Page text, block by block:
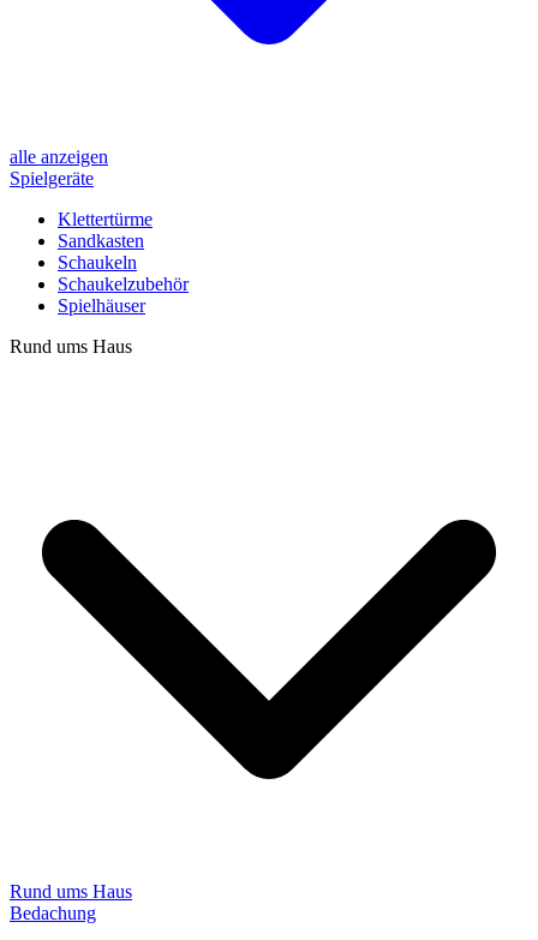
alle anzeigen
Spielgeräte
Klettertürme
Sandkasten
Schaukeln
Schaukelzubehör
Spielhäuser
Rund ums Haus
Rund ums Haus
Bedachung